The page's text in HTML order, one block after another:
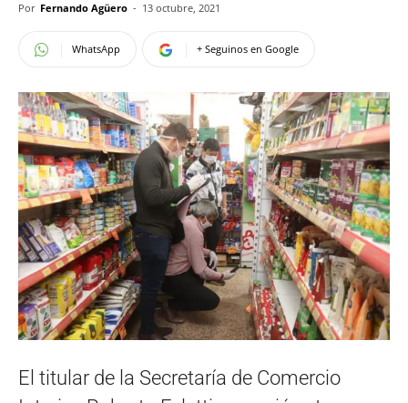
Por Fernando Agüero - 13 octubre, 2021
WhatsApp + Seguinos en Google
El titular de la Secretaría de Comercio